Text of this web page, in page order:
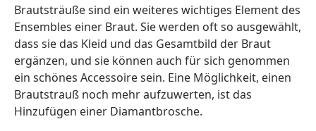
Brautsträuße sind ein weiteres wichtiges Element des
Ensembles einer Braut. Sie werden oft so ausgewählt,
dass sie das Kleid und das Gesamtbild der Braut
ergänzen, und sie können auch für sich genommen
ein schönes Accessoire sein. Eine Möglichkeit, einen
Brautstrauß noch mehr aufzuwerten, ist das
Hinzufügen einer Diamantbrosche.